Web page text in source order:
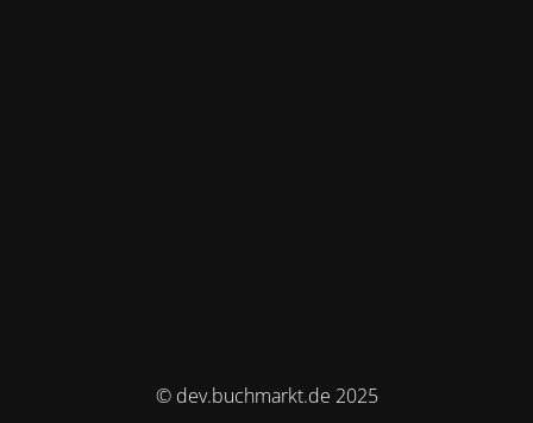
© dev.buchmarkt.de 2025